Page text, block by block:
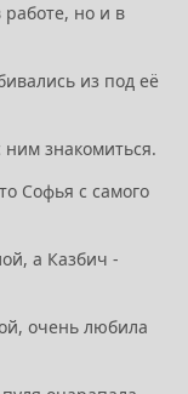
работе, но и в
из под её
ним знакомиться.
Софья с самого
а Казбич -
очень любила